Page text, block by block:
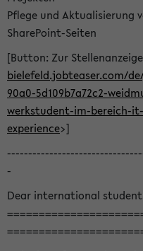
Pflege und Aktualisierung
SharePoint-Seiten
[Button: Zur Stellenanzeige
bielefeld.jobteaser.com/
90a0-5d109b7a72c2-
werkstudent-im-bereich-
experience>]
-
Dear international